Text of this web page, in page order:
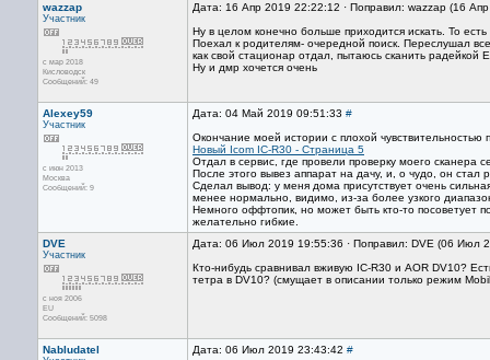
wazzap
Участник
с мар 2018
Кисловодск
Сообщений: 49
Дата: 16 Апр 2019 22:22:12 · Поправил: wazzap (16
Ну в целом конечно больше приходится искать. То
Поехал к родителям- очередной поиск. Переслушал
как свой стационар отдал, пытаюсь сканить
Ну и дмр хочется очень
Alexey59
Участник
с июн 2013
Москва
Сообщений: 9
Дата: 04 Май 2019 09:51:33 #
Окончание моей истории с плохой
Новый Icom IC-R30 - Страница 5
Отдал в сервис, где провели проверку моего сканера
После этого вывез аппарат на дачу, и, о чудо, он стал
Сделал вывод: у меня дома присутствует очень
менее нормально, видимо, из-за более узкого
Немного оффтопик, но может быть кто-то посоветует
желательно гибкие.
DVE
Участник
с ноя 2006
EU
Сообщений: 5098
Дата: 06 Июл 2019 19:55:36 · Поправил: DVE (06 Июл
Кто-нибудь сравнивал вживую IC-R30 и AOR DV10?
тетра в DV10? (смущает в описании только режим
Nabludatel Дата: 06 Июл 2019 23:43:42 #